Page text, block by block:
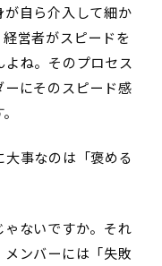
自ら介入して細か
営者がスピードを
ね。 そのプロセス
にそのスピード感
事なのは「褒める
ないですか。それ
ンバーには「失敗